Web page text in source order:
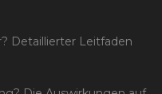
Detaillierter Leitfaden